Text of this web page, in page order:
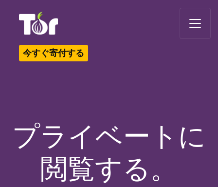
今すぐ寄付する
プライベートに
閲覧する。